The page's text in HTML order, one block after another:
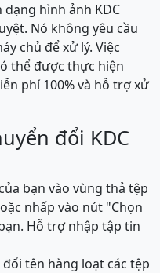
hình ảnh KDC
Nó không yêu cầu
chủ để xử lý. Việc
thể được thực hiện
phí 100% và hỗ trợ xử
đổi KDC
bạn vào vùng thả tệp
nhấp vào nút "Chọn
Hỗ trợ nhập tập tin
tên hàng loạt các tệp